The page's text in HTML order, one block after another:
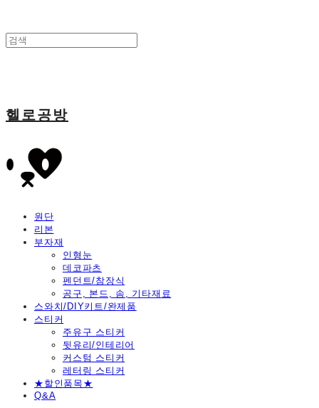
헬로공방
원단
리본
부자재
인형눈
데코파츠
펜던트/참장식
공구, 본드, 솜, 기타재료
스와치/DIY키트/완제품
스티커
주유구 스티커
뒷유리/인테리어
커스텀 스티커
레터링 스티커
★할인품목★
Q&A